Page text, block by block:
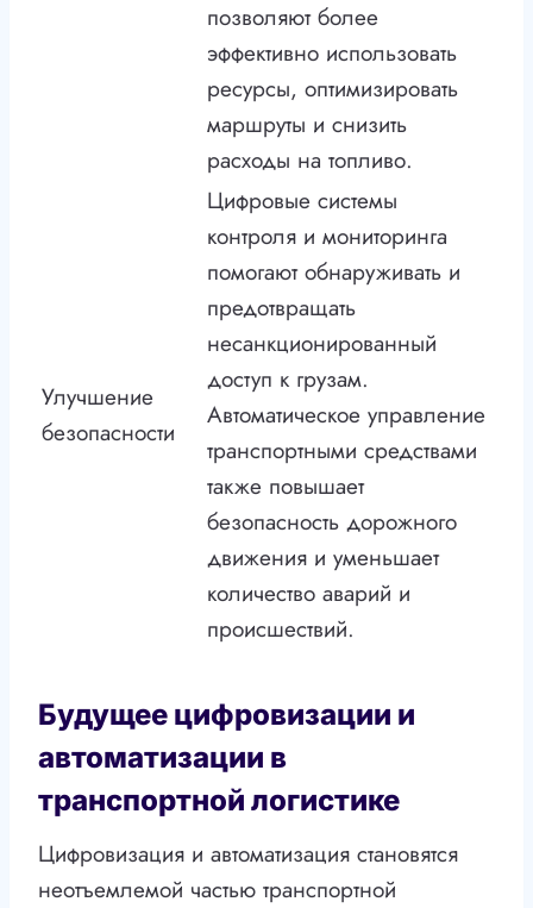
позволяют более
эффективно использовать
ресурсы, оптимизировать
маршруты и снизить
расходы на топливо.
Улучшение
безопасности
Цифровые системы
контроля и мониторинга
помогают обнаруживать и
предотвращать
несанкционированный
доступ к грузам.
Автоматическое управление
транспортными средствами
также повышает
безопасность дорожного
движения и уменьшает
количество аварий и
происшествий.
Будущее цифровизации и
автоматизации в
транспортной логистике
Цифровизация и автоматизация становятся
неотъемлемой частью транспортной